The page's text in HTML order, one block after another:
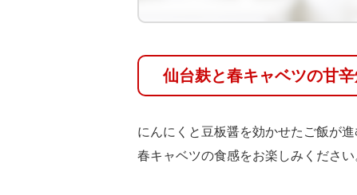
仙台麸と春キャベツの甘
にんにくと豆板醤を効かせたご飯が進
春キャベツの食感をお楽しみください